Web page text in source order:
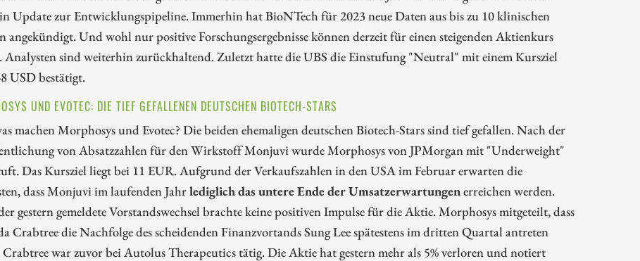
Update zur Entwicklungspipeline. Immerhin hat BioNTech für 2023 neue Daten aus bis zu 10 klinischen
angekündigt. Und wohl nur positive Forschungsergebnisse können derzeit für einen steigenden Aktienkurs
Analysten sind weiterhin zurückhaltend. Zuletzt hatte die UBS die Einstufung "Neutral" mit einem Kursziel
USD bestätigt.
UND EVOTEC: DIE TIEF GEFALLENEN DEUTSCHEN BIOTECH-STARS
machen Morphosys und Evotec? Die beiden ehemaligen deutschen Biotech-Stars sind tief gefallen. Nach der
von Absatzzahlen für den Wirkstoff Monjuvi wurde Morphosys von JPMorgan mit "Underweight"
Das Kursziel liegt bei 11 EUR. Aufgrund der Verkaufszahlen in den USA im Februar erwarten die
dass Monjuvi im laufenden Jahrlediglich das untere Ende der Umsatzerwartungenerreichen werden.
gestern gemeldete Vorstandswechsel brachte keine positiven Impulse für die Aktie. Morphosys mitgeteilt, dass
Crabtree die Nachfolge des scheidenden Finanzvortands Sung Lee spätestens im dritten Quartal antreten
Crabtree war zuvor bei Autolus Therapeutics tätig. Die Aktie hat gestern mehr als 5% verloren und notiert